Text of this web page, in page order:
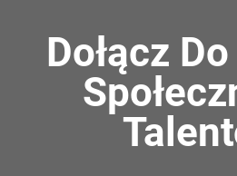
Dołącz